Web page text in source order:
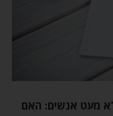
מעט אנשים: האם